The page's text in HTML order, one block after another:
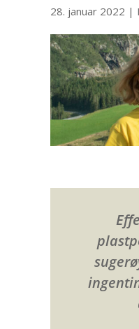
28. januar 2022 |